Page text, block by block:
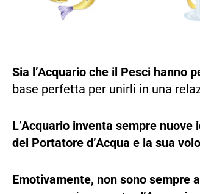
Sia l’Acquario che il Pesci hanno
base perfetta per unirli in una
L’Acquario inventa sempre nuove
del Portatore d’Acqua e la sua
Emotivamente, non sono sempre